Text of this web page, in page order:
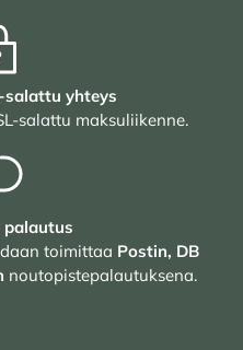
salattu yhteys
salattu maksuliikenne.
palautus
toimittaa Postin, DB
noutopistepalautuksena.